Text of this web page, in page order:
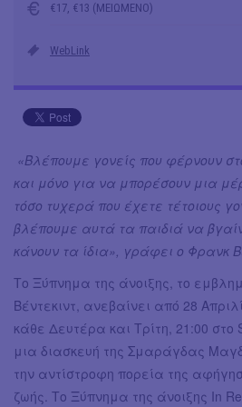
€17, €13 (ΜΕΙΩΜΕΝΟ)
WebLink
«Βλέπουμε γονείς που φέρνουν
και μόνο για να μπορέσουν μια
τόσο τυχερά που έχετε τέτοιους
βλέπουμε αυτά τα παιδιά να
κάνουν τα ίδια», γράφει ο Φρανκ
Το Ξύπνημα της άνοιξης, το
Βέντεκιντ, ανεβαίνει από 28
κάθε Δευτέρα και Τρίτη, 21:00
μια διασκευή της Σμαράγδας
την αντίστροφη πορεία της
ζωής. Το Ξύπνημα της άνοιξης In